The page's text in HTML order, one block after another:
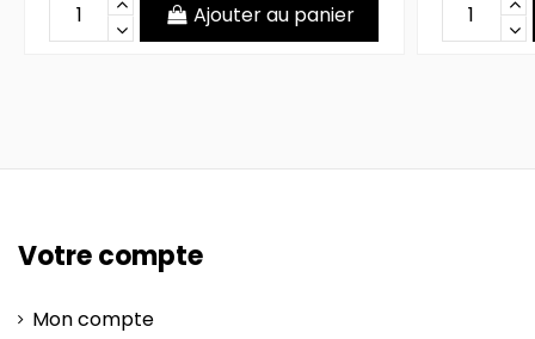
Ajouter au panier
Votre compte
Mon compte